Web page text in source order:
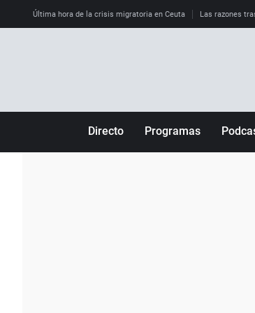
Última hora de la crisis migratoria en Ceuta Las razones
Directo Programas